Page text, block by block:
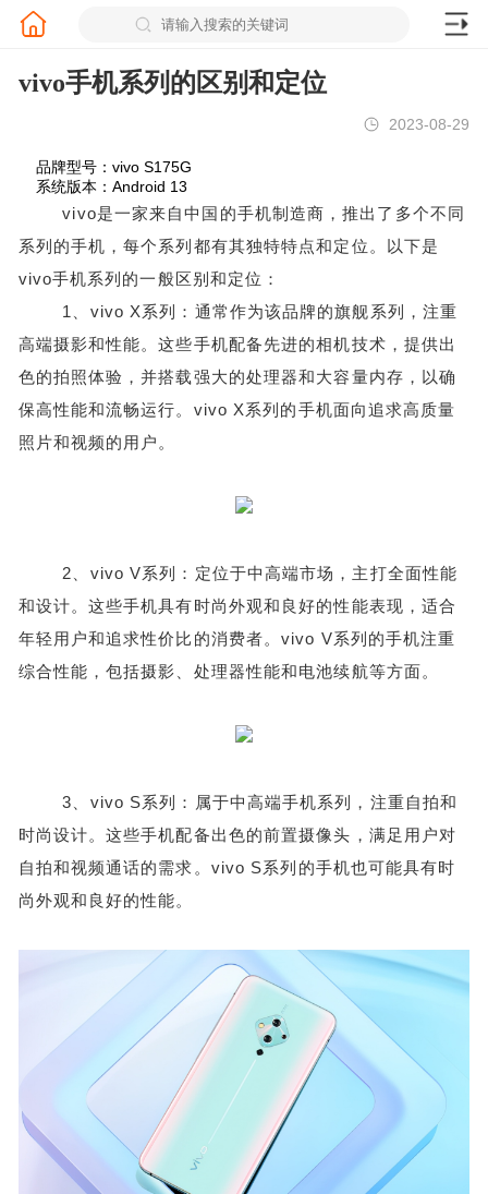
vivo手机系列的区别和定位
2023-08-29
品牌型号：vivo S175G
系统版本：Android 13
vivo是一家来自中国的手机制造商，推出了多个不同
系列的手机，每个系列都有其独特特点和定位。以下是
vivo手机系列的一般区别和定位：
1、vivo X系列：通常作为该品牌的旗舰系列，注重
高端摄影和性能。这些手机配备先进的相机技术，提供出
色的拍照体验，并搭载强大的处理器和大容量内存，以确
保高性能和流畅运行。vivo X系列的手机面向追求高质量
照片和视频的用户。
2、vivo V系列：定位于中高端市场，主打全面性能
和设计。这些手机具有时尚外观和良好的性能表现，适合
年轻用户和追求性价比的消费者。vivo V系列的手机注重
综合性能，包括摄影、处理器性能和电池续航等方面。
3、vivo S系列：属于中高端手机系列，注重自拍和
时尚设计。这些手机配备出色的前置摄像头，满足用户对
自拍和视频通话的需求。vivo S系列的手机也可能具有时
尚外观和良好的性能。